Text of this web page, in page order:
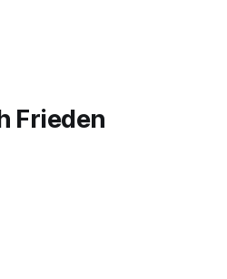
Frieden